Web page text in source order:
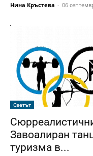
Нина Кръстева - 06
Светът
Завоалиран
туризма в...